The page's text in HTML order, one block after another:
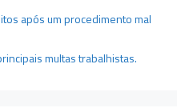
após um procedimento mal
multas trabalhistas.